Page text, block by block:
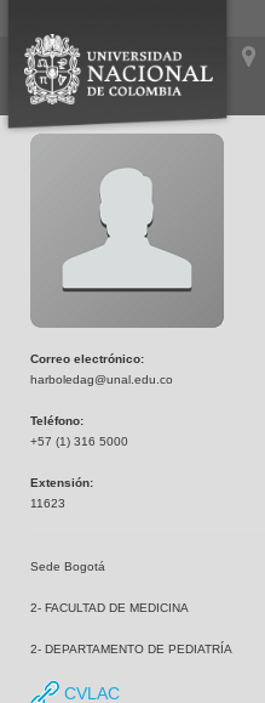
Correo electrónico:
harboledag@unal.edu.co
Teléfono:
+57 (1) 316 5000
Extensión:
11623
Sede Bogotá
2- FACULTAD DE MEDICINA
2- DEPARTAMENTO DE PEDIATRÍA
CVLAC